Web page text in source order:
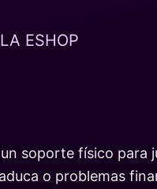
ESHOP
soporte físico para
o problemas